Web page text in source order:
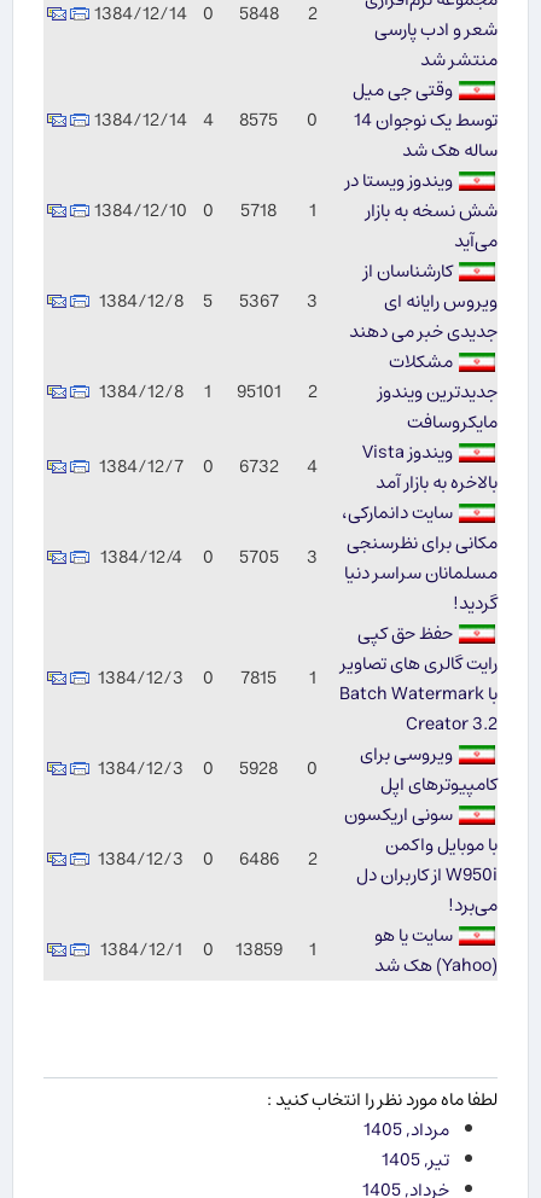
شعر و ادب پارسی
منتشر شد
2
5848
0
1384/12/14
وقتی جی میل
توسط یک نوجوان 14
ساله هک شد
0
8575
4
1384/12/14
ویندوز ویستا در
شش نسخه به بازار
می‌آید
1
5718
0
1384/12/10
كارشناسان از
ویروس رایانه ای
جدیدی خبر می دهند
3
5367
5
1384/12/8
مشكلات
جدیدترین ویندوز
مایكروسافت
2
95101
1
1384/12/8
ویندوز Vista
بالاخره به بازار آمد
4
6732
0
1384/12/7
سایت دانمارکی،
مکانی برای نظرسنجی
مسلمانان سراسر دنیا
گردید!
3
5705
0
1384/12/4
حفظ حق کپی
رایت گالری های تصاویر
با Batch Watermark
Creator 3.2
1
7815
0
1384/12/3
ویروسی برای
كامپیوترهای اپل
0
5928
0
1384/12/3
سونی اریکسون
با موبایل واکمن
W950i از کاربران دل
می‌برد!
2
6486
0
1384/12/3
سایت یا هو
(Yahoo) هک شد
1
13859
0
1384/12/1
لطفا ماه مورد نظر را انتخاب کنید :
مرداد, 1405
تیر, 1405
خرداد, 1405